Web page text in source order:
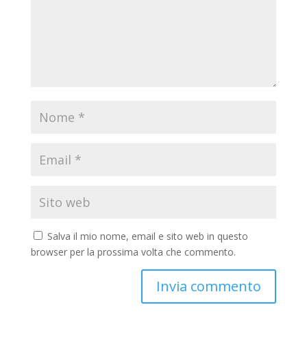
Salva il mio nome, email e sito web in questo
browser per la prossima volta che commento.